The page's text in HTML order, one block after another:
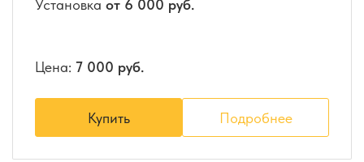
Установка от 6 000 руб.
Цена: 7 000 руб.
Купить Подробнее